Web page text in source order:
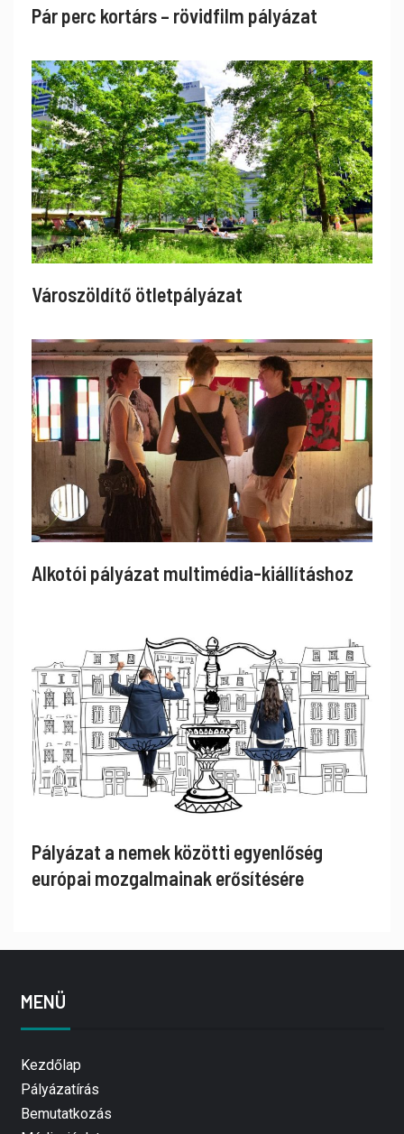
Pár perc kortárs – rövidfilm pályázat
Városzöldítő ötletpályázat
Alkotói pályázat multimédia-kiállításhoz
Pályázat a nemek közötti egyenlőség
európai mozgalmainak erősítésére
MENÜ
Kezdőlap
Pályázatírás
Bemutatkozás